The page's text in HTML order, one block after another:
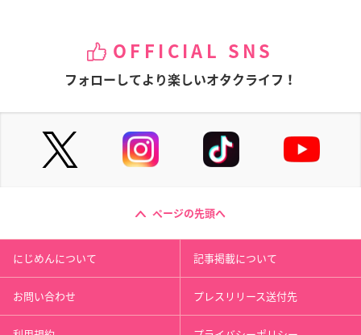
OFFICIAL SNS
フォローしてより楽しいオタクライフ！
ページの先頭へ
にじめんについて 記事掲載について
お問い合わせ プレスリリース送付先